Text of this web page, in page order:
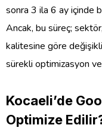
sonra 3 ila 6 ay içinde
Ancak, bu süreç;
kalitesine göre
sürekli optimizasyon
Kocaeli’de
Optimize